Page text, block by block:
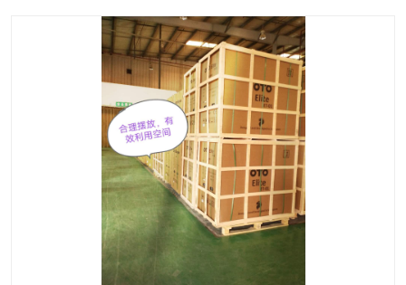
上海仓储配送 上海仓库外包
上海仓库代运营 上海托管仓库
上海第三方仓储 上海仓储服务
上海电商代发货仓库
上海托管仓库